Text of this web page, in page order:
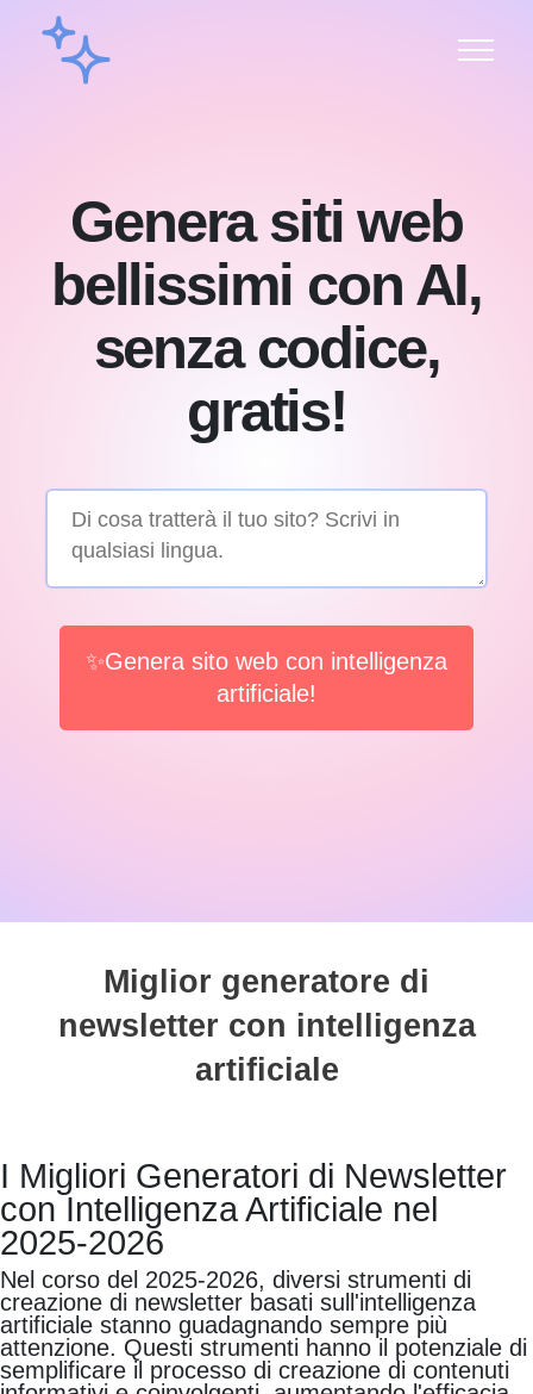
Genera siti web
bellissimi con AI,
senza codice,
gratis!
✨Genera sito web con intelligenza
artificiale!
Miglior generatore di
newsletter con intelligenza
artificiale
I Migliori Generatori di Newsletter
con Intelligenza Artificiale nel
2025-2026
Nel corso del 2025-2026, diversi strumenti di
creazione di newsletter basati sull'intelligenza
artificiale stanno guadagnando sempre più
attenzione. Questi strumenti hanno il potenziale di
semplificare il processo di creazione di contenuti